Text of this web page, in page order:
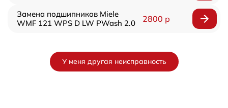
Замена подшипников Miele
WMF 121 WPS D LW PWash 2.0
2800 р
У меня другая неисправность